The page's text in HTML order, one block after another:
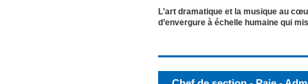
L'art dramatique et la musique au
d’envergure à échelle humaine qui